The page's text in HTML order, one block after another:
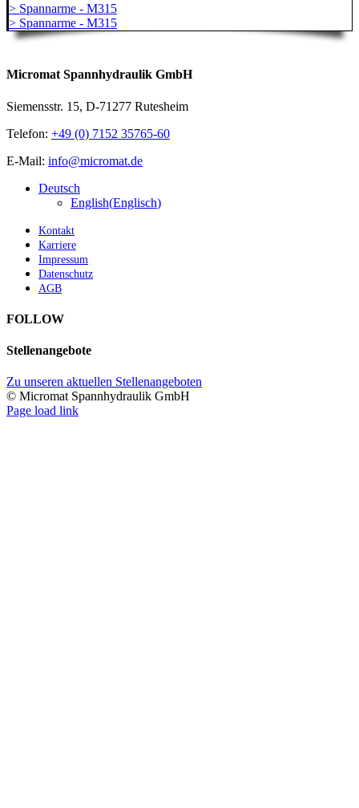
> Spannarme - M315
> Spannarme - M315
Micromat Spannhydraulik GmbH
Siemensstr. 15, D-71277 Rutesheim
Telefon: +49 (0) 7152 35765-60
E-Mail: info@micromat.de
Deutsch
English(Englisch)
Kontakt
Karriere
Impressum
Datenschutz
AGB
FOLLOW
Stellenangebote
Zu unseren aktuellen Stellenangeboten
© Micromat Spannhydraulik GmbH
Page load link